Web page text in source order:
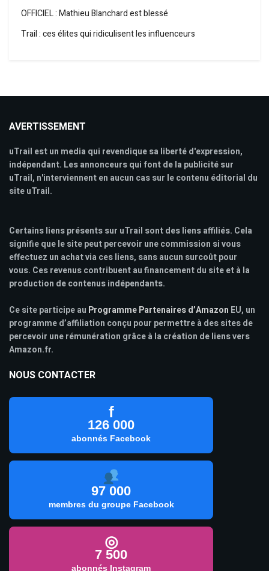
OFFICIEL : Mathieu Blanchard est blessé
Trail : ces élites qui ridiculisent les influenceurs
AVERTISSEMENT
uTrail est un media qui revendique sa liberté d'expression,
indépendant. Les annonceurs qui font de la publicité sur
uTrail, n'interviennent en aucun cas sur le contenu éditorial du
site uTrail.
Certains liens présents sur uTrail sont des liens affiliés. Cela
signifie que le site peut percevoir une commission si vous
effectuez un achat via ces liens, sans aucun surcoût pour
vous. Ces revenus contribuent au financement du site et à la
production de contenus indépendants.
Ce site participe au Programme Partenaires d’Amazon EU, un
programme d’affiliation conçu pour permettre à des sites de
percevoir une rémunération grâce à la création de liens vers
Amazon.fr.
NOUS CONTACTER
f
126 000
abonnés Facebook
97 000
membres du groupe Facebook
◎
7 500
abonnés Instagram